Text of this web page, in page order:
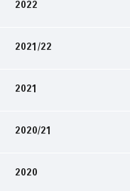
2022
2021/22
2021
2020/21
2020